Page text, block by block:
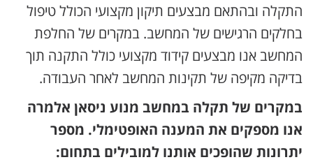
התקלה ובהתאם מבצעים תיקון מקצועי הכולל טיפול
בחלקים הרגישים של המחשב. במקרים של החלפת
המחשב אנו מבצעים קידוד מקצועי כולל התקנה תוך
בדיקה מקיפה של תקינות המחשב לאחר העבודה.
במקרים של תקלה במחשב מנוע ניסאן אלמרה
אנו מספקים את המענה האופטימלי. מספר
יתרונות שהופכים אותנו למובילים בתחום: